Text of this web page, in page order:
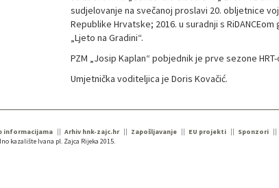
sudjelovanje na svečanoj proslavi 20. obljetnice
Republike Hrvatske; 2016. u suradnji s
„Ljeto na Gradini“.
PZM „Josip Kaplan“ pobjednik je prve sezone
Umjetnička voditeljica je Doris Kovačić.
informacijama Arhiv hnk-zajc.hr Zapošljavanje EU projekti Sponzori
kazalište Ivana pl. Zajca Rijeka 2015.